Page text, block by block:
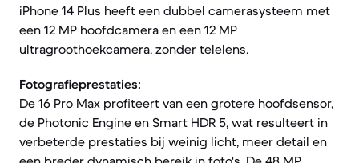
iPhone 14 Plus heeft een dubbel camerasysteem met
een 12 MP hoofdcamera en een 12 MP
ultragroothoekcamera, zonder telelens.
Fotografieprestaties:
De 16 Pro Max profiteert van een grotere hoofdsensor,
de Photonic Engine en Smart HDR 5, wat resulteert in
verbeterde prestaties bij weinig licht, meer detail en